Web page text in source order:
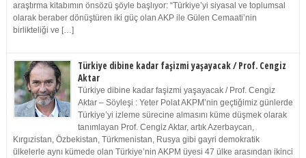
araştırma kitabımın önsözü şöyle başlıyor: “Türkiye’yi siyasal ve toplumsal
olarak beraber dönüştüren iki güç olan AKP ile Gülen Cemaati’nin
birlikteliği ve […]
Türkiye dibine kadar faşizmi yaşayacak / Prof. Cengiz
Aktar
Türkiye dibine kadar faşizmi yaşayacak / Prof. Cengiz
Aktar – Söyleşi : Yeter Polat AKPM’nin geçtiğimiz günlerde
Türkiye’yi izleme sürecine almasını küme düşmek olarak
tanımlayan Prof. Cengiz Aktar, artık Azerbaycan,
Kırgızistan, Özbekistan, Türkmenistan, Rusya gibi gayri demokratik
ülkelerle aynı kümede olan Türkiye’nin AKPM üyesi 47 ülke arasından ikinci